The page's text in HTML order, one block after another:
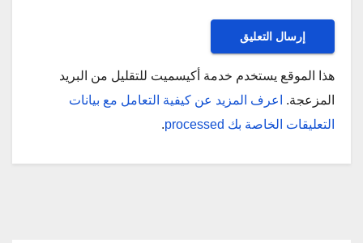
هذا الموقع يستخدم خدمة أكيسميت للتقليل من البريد
المزعجة.
اعرف المزيد عن كيفية التعامل مع بيانات
التعليقات الخاصة بك processed
.